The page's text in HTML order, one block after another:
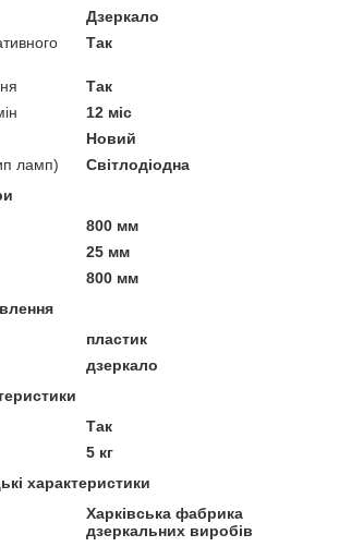
Дзеркало
Так
Так
12 міс
Новий
ламп)
Світлодіодна
800 мм
25 мм
800 мм
пластик
дзеркало
Так
5 кг
характеристики
Харківська фабрика
дзеркальних виробів